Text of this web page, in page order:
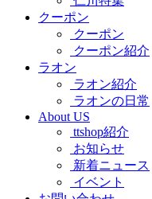
クーポン
クーポン
クーポン紹介
ラオン
ラオン紹介
ラオンの日常
About US
ttshop紹介
お知らせ
新着ニュース
イベント